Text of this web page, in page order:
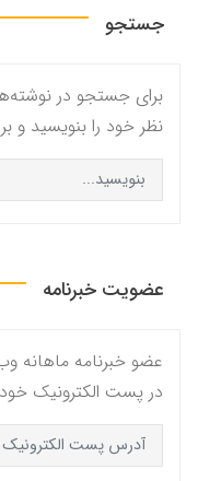
جستجو
برای جستجو در
نظر خود را بنویسید و
عضویت خبرنامه
عضو خبرنامه ماهانه
در پست الکترونیک